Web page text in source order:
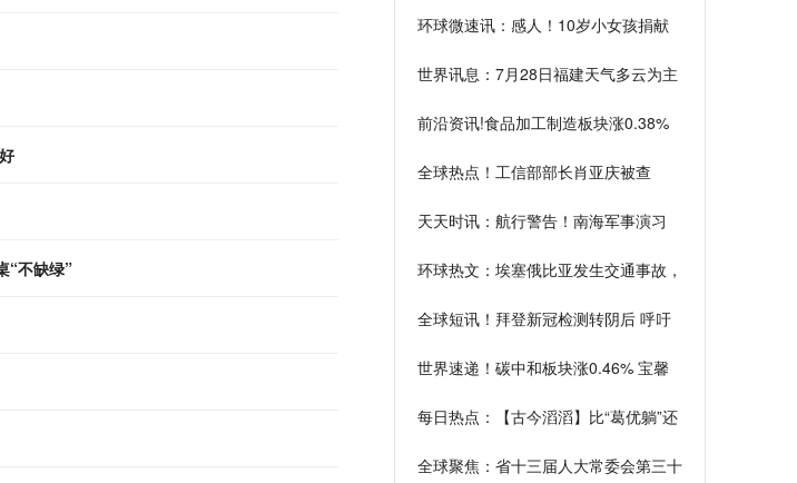
“不缺绿”
环球微速讯：感人！10岁小女孩捐献
世界讯息：7月28日福建天气多云为主
前沿资讯!食品加工制造板块涨0.38%
全球热点！工信部部长肖亚庆被查
天天时讯：航行警告！南海军事演习
环球热文：埃塞俄比亚发生交通事故，
全球短讯！拜登新冠检测转阴后 呼吁
世界速递！碳中和板块涨0.46% 宝馨
每日热点：【古今滔滔】比“葛优躺”还
全球聚焦：省十三届人大常委会第三十